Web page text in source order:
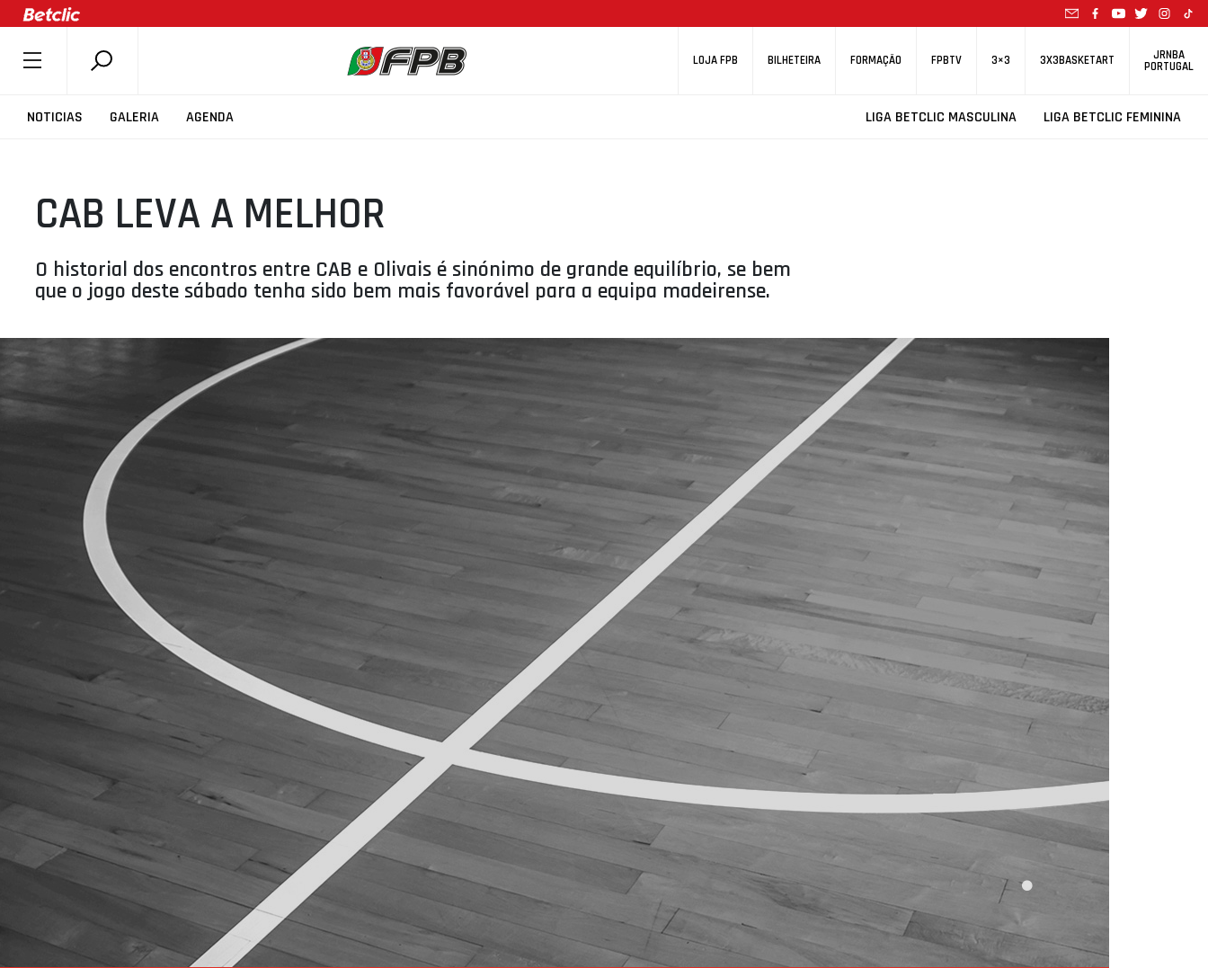
LOJA FPB BILHETEIRA FORMAÇÃO FPBTV 3×3 3X3BASKETART JRNBA
PORTUGAL
NOTICIAS GALERIA AGENDA LIGA BETCLIC MASCULINA LIGA BETCLIC FEMININA
SOBRE A FPB
COMPETIÇÕES
ASSOCIAÇÕES
CLUBES
AGENTES
AGENDA
SELEÇÕES
MINIBASQUETE
ÁREA TÉCNICA
PROJETOS
CAB LEVA A MELHOR
O historial dos encontros entre CAB e Olivais é sinónimo de grande equilíbrio, se bem
que o jogo deste sábado tenha sido bem mais favorável para a equipa madeirense.